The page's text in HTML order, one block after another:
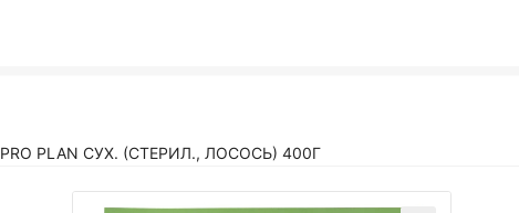
PRO PLANСУХ. (СТЕРИЛ., ЛОСОСЬ) 400Г